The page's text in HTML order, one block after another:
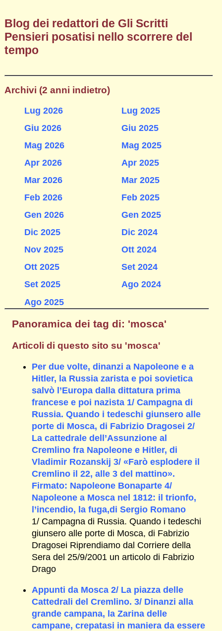
Blog dei redattori de Gli Scritti
Pensieri posatisi nello scorrere del
tempo
Archivi (2 anni indietro)
Lug 2026
Giu 2026
Mag 2026
Apr 2026
Mar 2026
Feb 2026
Gen 2026
Dic 2025
Nov 2025
Ott 2025
Set 2025
Ago 2025
Lug 2025
Giu 2025
Mag 2025
Apr 2025
Mar 2025
Feb 2025
Gen 2025
Dic 2024
Ott 2024
Set 2024
Ago 2024
Panoramica dei tag di: 'mosca'
Articoli di questo sito su 'mosca'
Per due volte, dinanzi a Napoleone e a
Hitler, la Russia zarista e poi sovietica
salvò l’Europa dalla dittatura prima
francese e poi nazista 1/ Campagna di
Russia. Quando i tedeschi giunsero alle
porte di Mosca, di Fabrizio Dragosei 2/
La cattedrale dell’Assunzione al
Cremlino fra Napoleone e Hitler, di
Vladimir Rozanskij 3/ «Farò esplodere il
Cremlino il 22, alle 3 del mattino».
Firmato: Napoleone Bonaparte 4/
Napoleone a Mosca nel 1812: il trionfo,
l’incendio, la fuga,di Sergio Romano
1/ Campagna di Russia. Quando i tedeschi
giunsero alle porte di Mosca, di Fabrizio
Dragosei Riprendiamo dal Corriere della
Sera del 25/9/2001 un articolo di Fabrizio
Drago
Appunti da Mosca 2/ La piazza delle
Cattedrali del Cremlino. 3/ Dinanzi alla
grande campana, la Zarina delle
campane, crepatasi in maniera da essere